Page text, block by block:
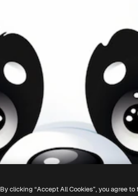
By clicking “Accept All Cookies”, you agree